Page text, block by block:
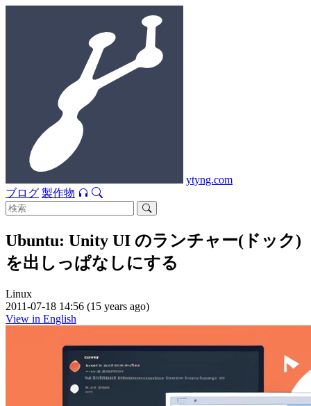
ytyng.com
ブログ 製作物
Ubuntu: Unity UI のランチャー(ドック)
を出しっぱなしにする
Linux
2011-07-18 14:56 (15 years ago)
View in English